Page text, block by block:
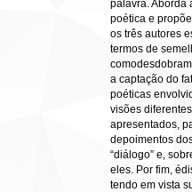
palavra. Aborda
poética e
os três autores
termos de
a captação do
poéticas
visões
apresentados,
depoimentos
“diálogo” e,
eles. Por fim,
tendo em vista